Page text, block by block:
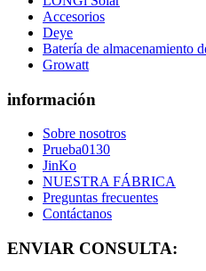
Accesorios
Deye
Batería de almacenamiento
Growatt
información
Sobre nosotros
Prueba0130
JinKo
NUESTRA FÁBRICA
Preguntas frecuentes
Contáctanos
ENVIAR CONSULTA: